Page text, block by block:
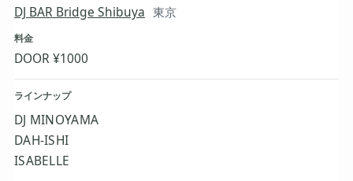
DJ BAR Bridge Shibuya 東京
料金
DOOR ¥1000
ラインナップ
DJ MINOYAMA
DAH-ISHI
ISABELLE